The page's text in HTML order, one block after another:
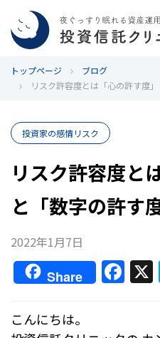
カウンセリング
代表カン・チュンド
投資信託クリニックとは
よくあるご質問
トップページ
ブログ
リスク許容度とは「心の許す度
投資家の感情リスク
リスク許容度と
と「数字の許す
2022年1月7日
Share F
a
こんにちは。